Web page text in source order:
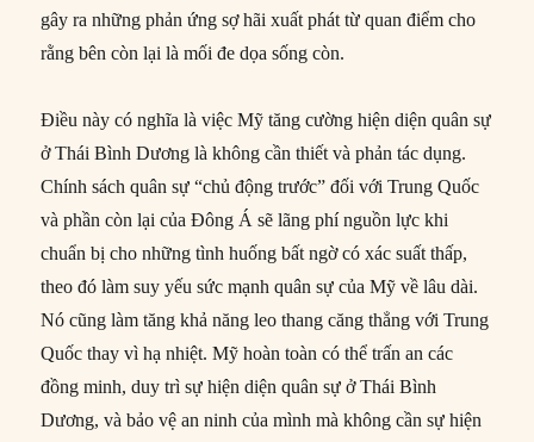
gây ra những phản ứng sợ hãi xuất phát từ quan điểm cho
rằng bên còn lại là mối đe dọa sống còn.
Điều này có nghĩa là việc Mỹ tăng cường hiện diện quân sự
ở Thái Bình Dương là không cần thiết và phản tác dụng.
Chính sách quân sự “chủ động trước” đối với Trung Quốc
và phần còn lại của Đông Á sẽ lãng phí nguồn lực khi
chuẩn bị cho những tình huống bất ngờ có xác suất thấp,
theo đó làm suy yếu sức mạnh quân sự của Mỹ về lâu dài.
Nó cũng làm tăng khả năng leo thang căng thẳng với Trung
Quốc thay vì hạ nhiệt. Mỹ hoàn toàn có thể trấn an các
đồng minh, duy trì sự hiện diện quân sự ở Thái Bình
Dương, và bảo vệ an ninh của mình mà không cần sự hiện